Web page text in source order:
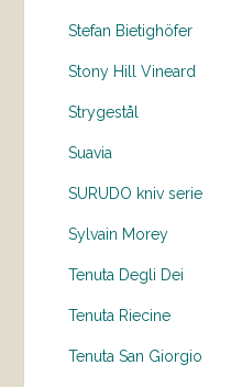
Stefan Bietighöfer
Stony Hill Vineard
Strygestål
Suavia
SURUDO kniv serie
Sylvain Morey
Tenuta Degli Dei
Tenuta Riecine
Tenuta San Giorgio